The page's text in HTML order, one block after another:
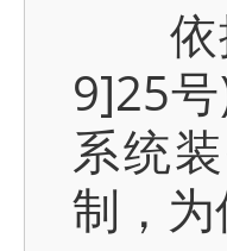
依据
9]25
系统
制，